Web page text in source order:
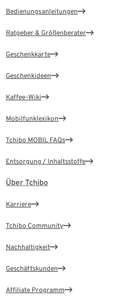
Bedienungsanleitungen
Ratgeber & Größenberater
Geschenkkarte
Geschenkideen
Kaffee-Wiki
Mobilfunklexikon
Tchibo MOBIL FAQs
Entsorgung / Inhaltsstoffe
Über Tchibo
Karriere
Tchibo Community
Nachhaltigkeit
Geschäftskunden
Affiliate Programm